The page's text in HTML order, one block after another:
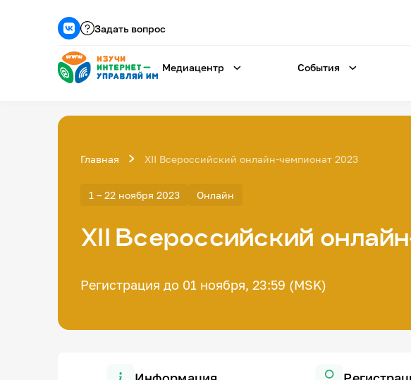
Задать вопрос
Медиацентр События
Главная XII Всероссийский онлайн-чемпионат 2023
1 – 22 ноября 2023 Онлайн
XII Всероссийский
Регистрация до 01 ноября, 23:59 (MSK)